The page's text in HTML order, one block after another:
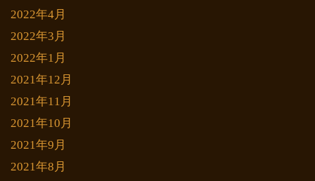
2022年4月
2022年3月
2022年1月
2021年12月
2021年11月
2021年10月
2021年9月
2021年8月